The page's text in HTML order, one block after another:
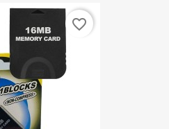
favorite_border